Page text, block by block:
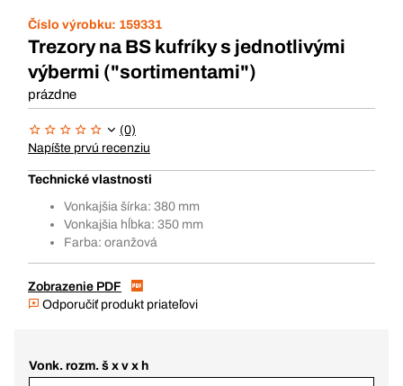
Číslo výrobku: 159331
Trezory na BS kufríky s jednotlivými
výbermi ("sortimentami")
prázdne
(0)
Napíšte prvú recenziu
Technické vlastnosti
Vonkajšia šírka: 380 mm
Vonkajšia hĺbka: 350 mm
Farba: oranžová
Zobrazenie PDF
Odporučiť produkt priateľovi
Vonk. rozm. š x v x h